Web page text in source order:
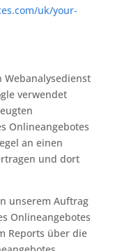
uk/your-
Webanalysedienst
verwendet
Onlineangebotes
an einen
und dort
unserem Auftrag
Onlineangebotes
Reports über die